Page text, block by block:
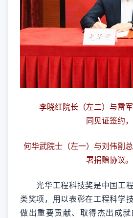
李晓红院长（左二）与雷军
同见证签约，
何华武院士（左一）与刘伟副
署捐赠协议。
光华工程科技奖是中国工程
类奖项，用以表彰在工程科学
做出重要贡献、取得杰出成